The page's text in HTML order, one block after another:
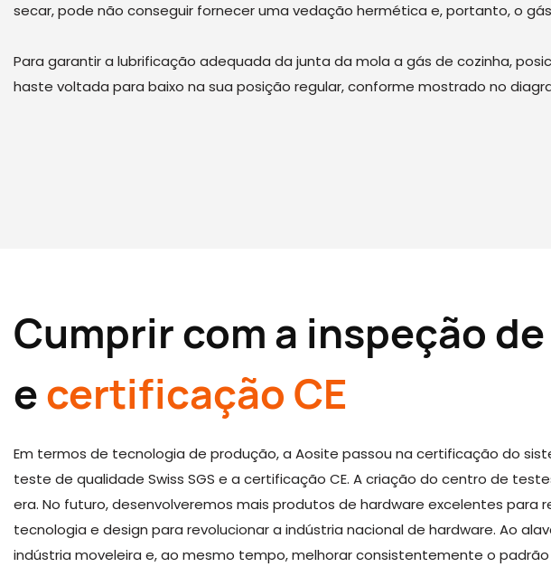
secar, pode não conseguir fornecer uma vedação hermética e, portanto, o
Para garantir a lubrificação adequada da junta da mola a gás de cozinha,
haste voltada para baixo na sua posição regular, conforme mostrado no
Cumprir com a inspeção
ecertificação CE
Em termos de tecnologia de produção, a Aosite passou na certificação do
teste de qualidade Swiss SGS e a certificação CE. A criação do centro de
era. No futuro, desenvolveremos mais produtos de hardware excelentes
tecnologia e design para revolucionar a indústria nacional de hardware. Ao
indústria moveleira e, ao mesmo tempo, melhorar consistentemente o